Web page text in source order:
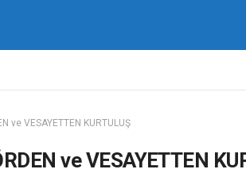
ve VESAYETTEN KURTULUŞ
ve VESAYETTEN